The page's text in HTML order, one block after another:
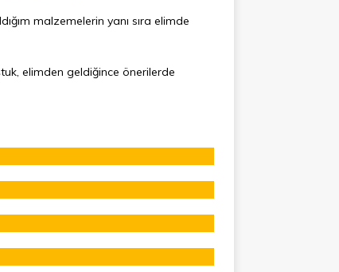
malzemelerin yanı sıra elimde
elimden geldiğince önerilerde